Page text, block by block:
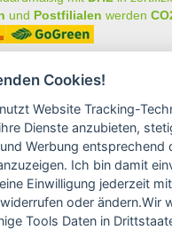
und Postfilialen werden
"GEPRÜFTER SHOP –
Cookies!
Website Tracking-
Dienste anzubieten,
Werbung entsprechend
Ich bin damit
Einwilligung jederzeit
oder ändern.Wir
Tools Daten in